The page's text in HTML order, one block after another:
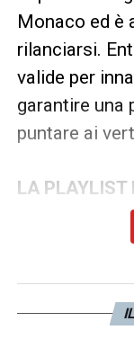
Monaco ed è
rilanciarsi.
valide per
garantire una
puntare ai
LA PLAYLIST